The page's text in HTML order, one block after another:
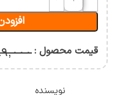
قیمت محصول :
نویسنده